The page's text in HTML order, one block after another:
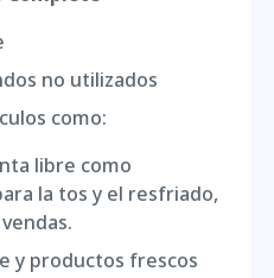
no utilizados
como:
libre como
la tos y el resfriado,
y productos frescos